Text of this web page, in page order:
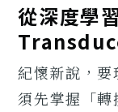
從深度學
紀懷新說，
須先掌握「